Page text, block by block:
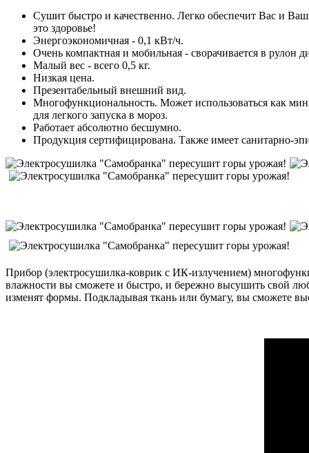
Сушит быстро и качественно. Легко обеспечит Вас и
это здоровье!
Энергоэкономичная - 0,1 кВт/ч.
Очень компактная и мобильная - сворачивается в рулон
Малый вес - всего 0,5 кг.
Низкая цена.
Презентабельный внешний вид.
Многофункциональность. Может использоваться как
для легкого запуска в мороз.
Работает абсолютно бесшумно.
Продукция сертифицирована. Также имеет санитарно-
Прибор (электросушилка-коврик с ИК-излучением)
влажности вы сможете и быстро, и бережно высушить свой
изменят формы. Подкладывая ткань или бумагу, вы сможете